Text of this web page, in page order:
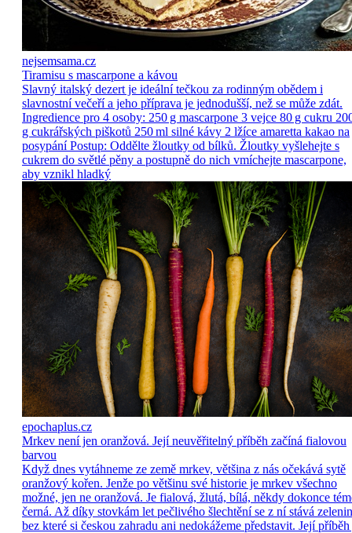
nejsemsama.cz
Tiramisu s mascarpone a kávou
Slavný italský dezert je ideální tečkou za rodinným obědem i
slavnostní večeří a jeho příprava je jednodušší, než se může zdát.
Ingredience pro 4 osoby: 250 g mascarpone 3 vejce 80 g cukru
g cukrářských piškotů 250 ml silné kávy 2 lžíce amaretta kakao na
posypání Postup: Oddělte žloutky od bílků. Žloutky vyšlehejte s
cukrem do světlé pěny a postupně do nich vmíchejte mascarpone,
aby vznikl hladký
epochaplus.cz
Mrkev není jen oranžová. Její neuvěřitelný příběh začíná fialovou
barvou
Když dnes vytáhneme ze země mrkev, většina z nás očekává sytě
oranžový kořen. Jenže po většinu své historie je mrkev všechno
možné, jen ne oranžová. Je fialová, žlutá, bílá, někdy dokonce
černá. Až díky stovkám let pečlivého šlechtění se z ní stává
bez které si českou zahradu ani nedokážeme představit. Její příběh